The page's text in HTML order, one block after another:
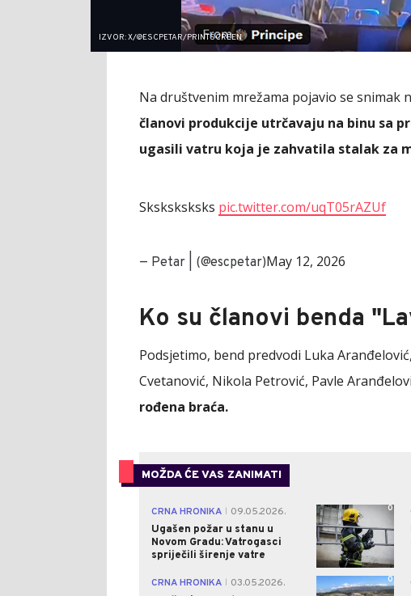
IZVOR: X/@ESCPETAR/PRINTSCREEN
Na društvenim mrežama pojavio se snimak
članovi produkcije utrčavaju na binu sa
ugasili vatru koja je zahvatila stalak za
Sksksksksks pic.twitter.com/uqT05rAZUf
— Petar | (@escpetar)May 12, 2026
Ko su članovi benda
Podsjetimo, bend predvodi Luka
Cvetanović, Nikola Petrović, Pavle
rođena braća.
MOŽDA ĆE VAS ZANIMATI
CRNA HRONIKA
09.05.2026.
Ugašen požar u stanu u
Novom Gradu: Vatrogasci
spriječili širenje vatre
0
CRNA HRONIKA
03.05.2026.
0